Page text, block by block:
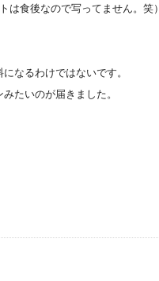
は食後なので写ってません。笑）
なるわけではないです。
たいのが届きました。